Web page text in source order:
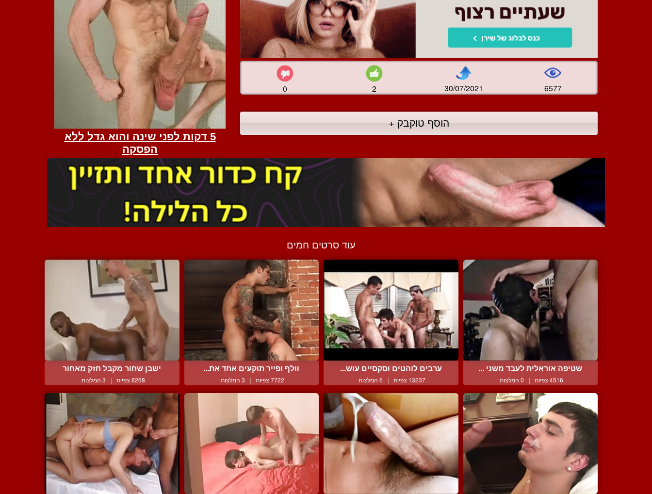
0 2 30/07/2021 6577
הוסף טוקבק +
עוד סרטים חמים
שטיפה אוראלית לעבד משני ...
4516 צפיות | 0 המלצות
ערבים לוהטים וסקסיים עוש...
13237 צפיות | 6 המלצות
וולף ופייר תוקעים אחד את...
7722 צפיות | 3 המלצות
ישבן שחור מקבל חזק מאחור
8268 צפיות | 3 המלצות